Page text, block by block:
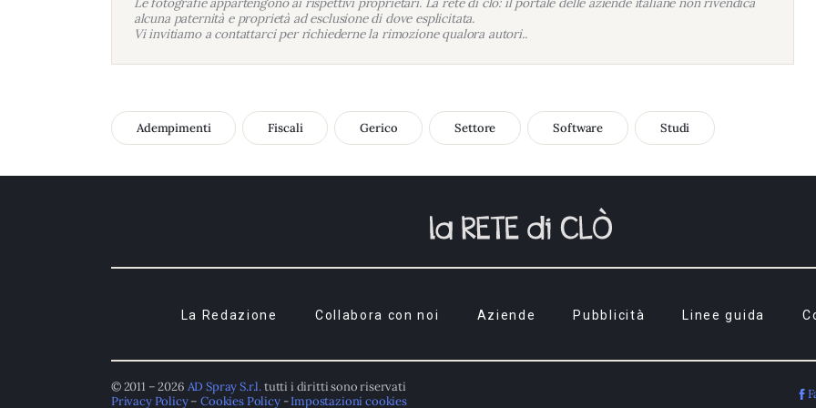
alcuna paternità e proprietà ad esclusione di dove esplicitata.
Vi invitiamo a contattarci per richiederne la rimozione qualora autori..
Adempimenti Fiscali Gerico Settore Software Studi
La Redazione Collabora con noi Aziende Pubblicità Linee guida
© 2011 – 2026 AD Spray S.r.l.tutti i diritti sono riservati
Privacy Policy–Cookies Policy-Impostazioni cookies